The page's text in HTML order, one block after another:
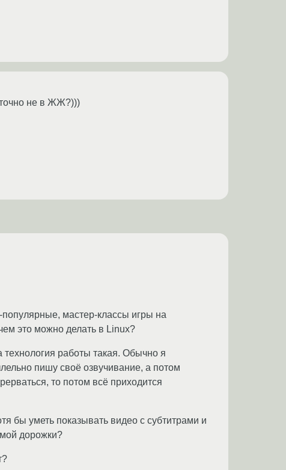
не в ЖЖ?)))
мастер-классы игры на
это можно делать в Linux?
работы такая. Обычно я
пишу своё озвучивание, а потом
то потом всё приходится
бы уметь показывать видео с субтитрами и
дорожки?